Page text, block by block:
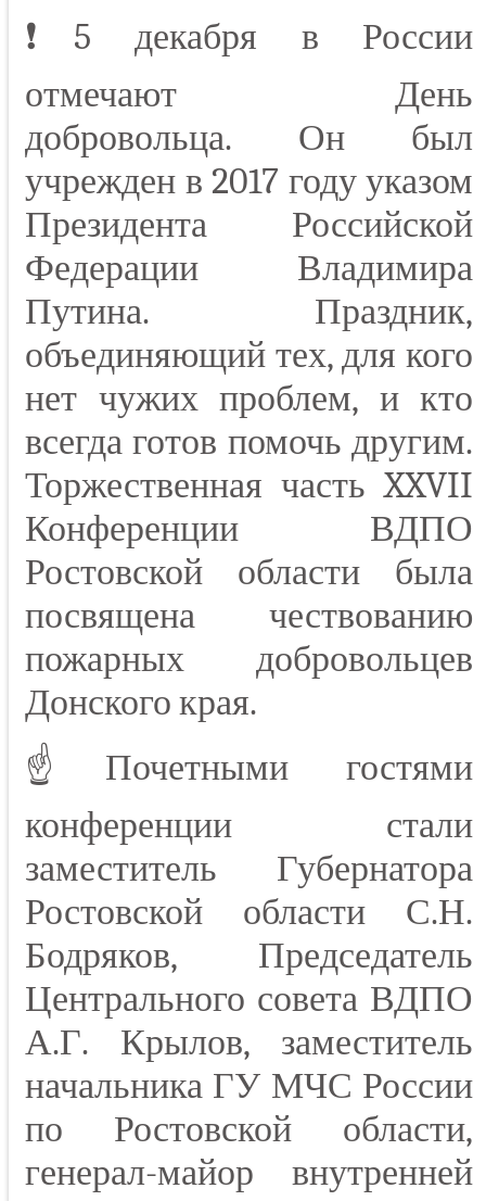
❗5 декабря в России
отмечают День
добровольца. Он был
учрежден в 2017 году указом
Президента Российской
Федерации Владимира
Путина. Праздник,
объединяющий тех, для кого
нет чужих проблем, и кто
всегда готов помочь другим.
Торжественная часть XXVII
Конференции ВДПО
Ростовской области была
посвящена чествованию
пожарных добровольцев
Донского края.
☝Почетными гостями
конференции стали
заместитель Губернатора
Ростовской области С.Н.
Бодряков, Председатель
Центрального совета ВДПО
А.Г. Крылов, заместитель
начальника ГУ МЧС России
по Ростовской области,
генерал-майор внутренней